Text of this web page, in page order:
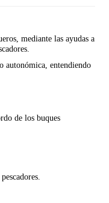
mediante las ayudas a
autonómica, entendiendo
de los buques